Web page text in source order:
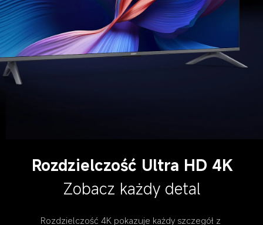
Rozdzielczość Ultra HD 4K
Zobacz każdy detal
Rozdzielczość 4K pokazuje każdy szczegół z